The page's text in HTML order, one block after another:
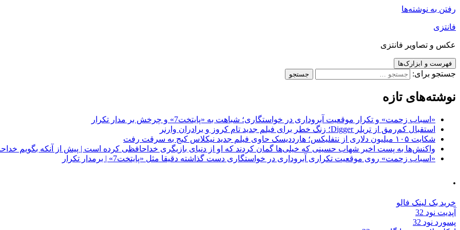
رفتن به نوشته‌ها
فانتزی
عکس و تصاویر فانتزی
فهرست و ابزارک‌ها
جستجو برای:
نوشته‌های تازه
«اسباب زحمت» و تکرار موقعیت آبروداری در خواستگاری؛ شباهت به «پایتخت7» و چرخش بر مدار تکرار
استقبال کم‌رمق از تریلر Digger؛ زنگ خطر برای فیلم جدید تام کروز و برادران وارنر
شکایت ۱۰۵ میلیون دلاری از نتفلیکس؛ هارددیسک حاوی فیلم جدید نیکلاس کیج به سرقت رفت
واکنش‌ها به پست اخیر شهاب حسینی که خیلی‌ها گمان کردند که او از دنیای بازیگری خداحافظی کرده است | پیش از آنکه بگویم
«اسباب زحمت» روی موقعیت تکراری آبروداری در خواستگاری دست گذاشته دقیقا مثل «پایتخت7» | برمدار تکرار
.
خرید بک لینک فالو
آپدیت نود 32
پسورد نود 32